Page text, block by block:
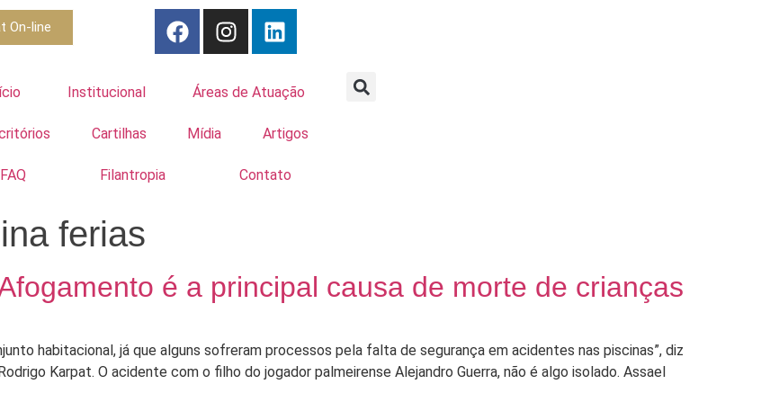
On-line
Institucional Áreas de Atuação
Cartilhas Mídia Artigos
FAQ Filantropia Contato
ferias
é a principal causa de morte de crianças
habitacional, já que alguns sofreram processos pela falta de segurança em acidentes nas piscinas”, diz
Karpat. O acidente com o filho do jogador palmeirense Alejandro Guerra, não é algo isolado. Assael